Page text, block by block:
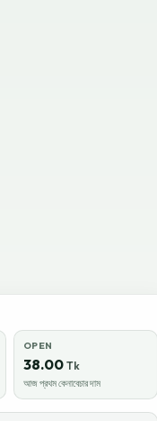
OPEN
38.00 Tk
আজ প্রথম কেনাবেচার দাম